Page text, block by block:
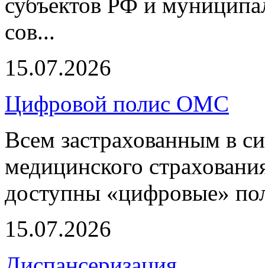
сов...
15.07.2026
Цифровой полис ОМС
Всем застрахованным в
медицинского
доступны «цифровые»
15.07.2026